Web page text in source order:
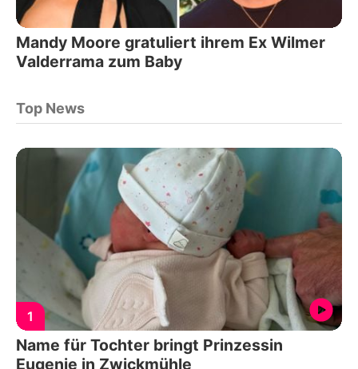
Mandy Moore gratuliert ihrem Ex Wilmer
Valderrama zum Baby
Top News
1
Name für Tochter bringt Prinzessin
Eugenie in Zwickmühle